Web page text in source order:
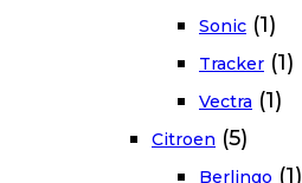
Sonic (1)
Tracker (1)
Vectra (1)
Citroen (5)
Berlingo (1)